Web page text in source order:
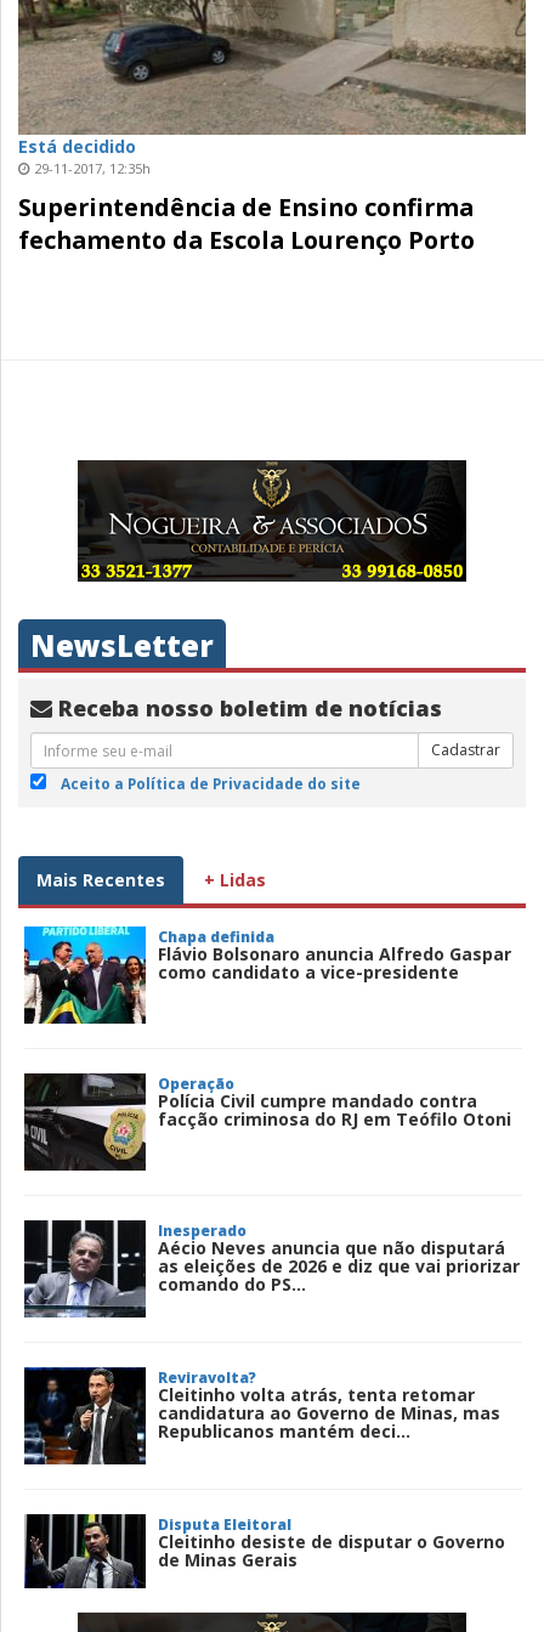
Está decidido
29-11-2017, 12:35h
Superintendência de Ensino confirma
fechamento da Escola Lourenço Porto
NewsLetter
Receba nosso boletim de notícias
Cadastrar
Aceito a Política de Privacidade do site
Mais Recentes + Lidas
Chapa definida
Flávio Bolsonaro anuncia Alfredo Gaspar
como candidato a vice-presidente
Operação
Polícia Civil cumpre mandado contra
facção criminosa do RJ em Teófilo Otoni
Inesperado
Aécio Neves anuncia que não disputará
as eleições de 2026 e diz que vai priorizar
comando do PS...
Reviravolta?
Cleitinho volta atrás, tenta retomar
candidatura ao Governo de Minas, mas
Republicanos mantém deci...
Disputa Eleitoral
Cleitinho desiste de disputar o Governo
de Minas Gerais